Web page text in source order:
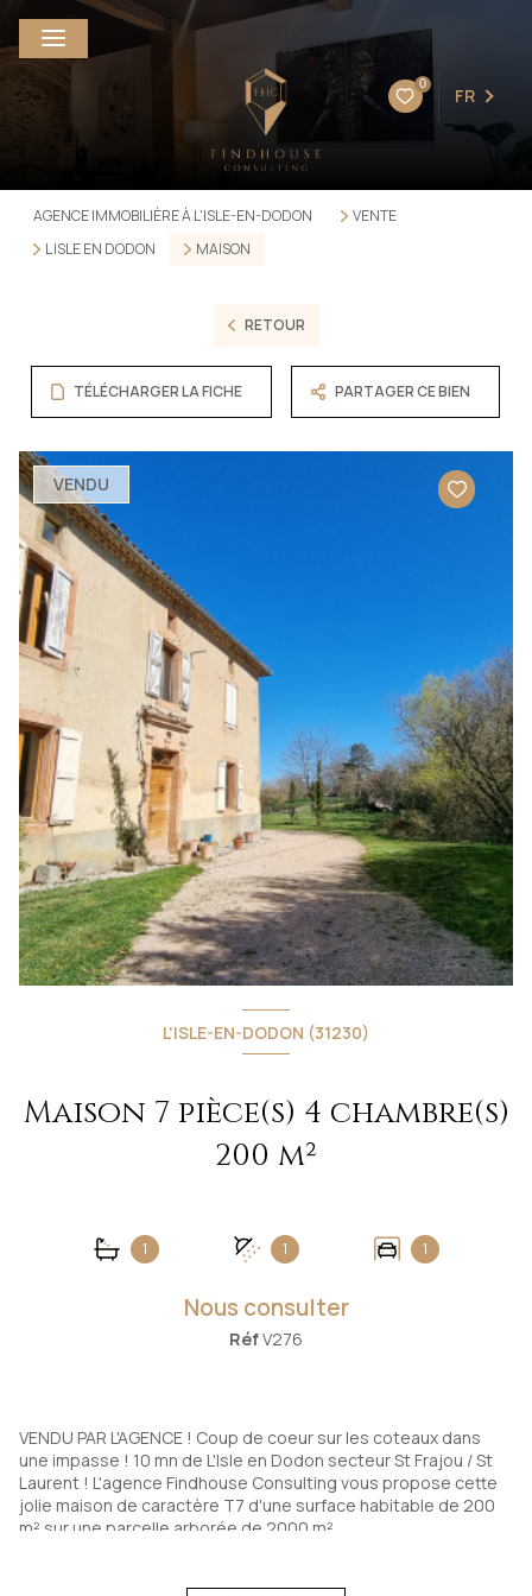
0
FR
AGENCE IMMOBILIÈRE À L'ISLE-EN-DODON
VENTE
L ISLE EN DODON
MAISON
RETOUR
TÉLÉCHARGER LA FICHE PARTAGER CE BIEN
VENDU
L'ISLE-EN-DODON (31230)
Maison 7 pièce(s) 4 chambre(s)
200 m²
1 1 1
Nous consulter
RéfV276
VENDU PAR L'AGENCE ! Coup de coeur sur les coteaux dans
une impasse ! 10 mn de L'Isle en Dodon secteur St Frajou / St
Laurent ! L'agence Findhouse Consulting vous propose cette
jolie maison de caractère T7 d'une surface habitable de 200
m² sur une parcelle arborée de 2000 m².